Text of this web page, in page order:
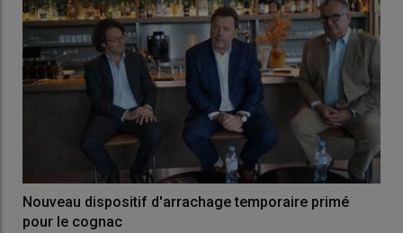
Nouveau dispositif d'arrachage temporaire primé
pour le cognac